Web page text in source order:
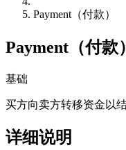
Payment（付款）
Payment（付款）
基础
买方向卖方转移资金以结
详细说明